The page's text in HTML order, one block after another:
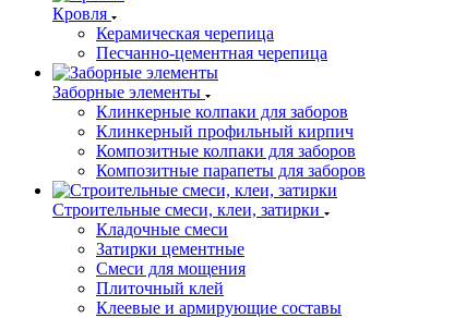
Кровля
Керамическая черепица
Песчанно-цементная черепица
Заборные элементы
Клинкерные колпаки для заборов
Клинкерный профильный кирпич
Композитные колпаки для заборов
Композитные парапеты для заборов
Строительные смеси, клеи, затирки
Кладочные смеси
Затирки цементные
Смеси для мощения
Плиточный клей
Клеевые и армирующие составы